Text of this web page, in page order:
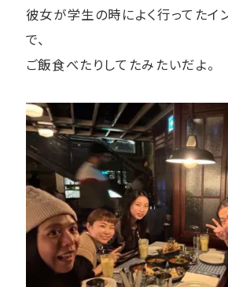
彼女が学生の時によく行ってたイ
で、
ご飯食べたりしてたみたいだよ。